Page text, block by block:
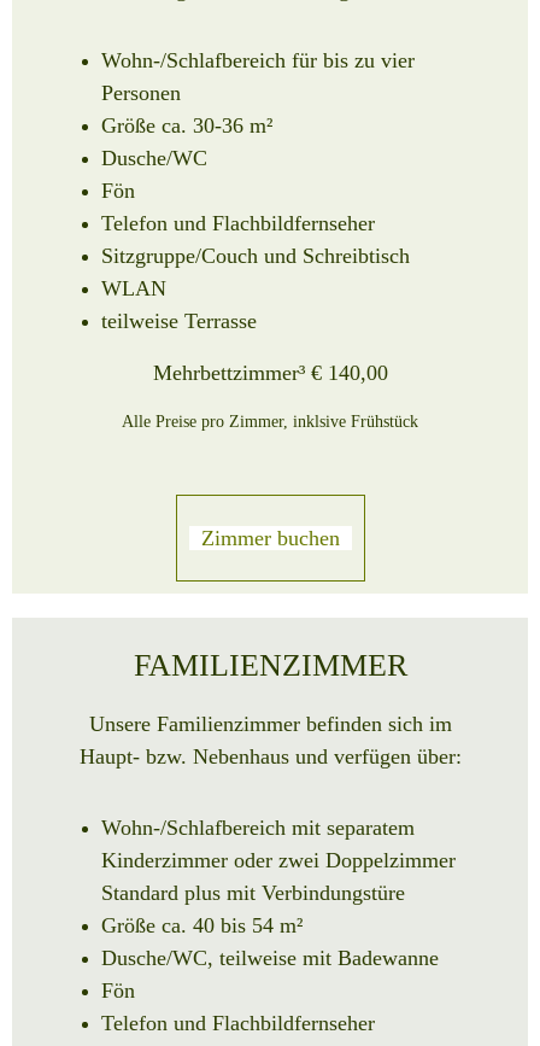
Wohn-/Schlafbereich für bis zu vier
Personen
Größe ca. 30-36 m²
Dusche/WC
Fön
Telefon und Flachbildfernseher
Sitzgruppe/Couch und Schreibtisch
WLAN
teilweise Terrasse
Mehrbettzimmer³ € 140,00
Alle Preise pro Zimmer, inklsive Frühstück
Zimmer buchen
FAMILIENZIMMER
Unsere Familienzimmer befinden sich im
Haupt- bzw. Nebenhausund verfügen über:
Wohn-/Schlafbereich mit separatem
Kinderzimmer oder zwei Doppelzimmer
Standard plus mit Verbindungstüre
Größe ca. 40 bis 54 m²
Dusche/WC, teilweise mit Badewanne
Fön
Telefon und Flachbildfernseher